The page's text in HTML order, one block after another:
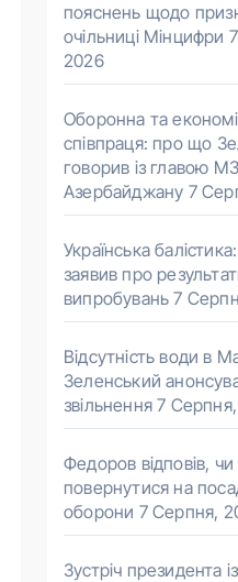
пояснень щодо
очільниці Мінцифри
2026
Оборонна та
співпраця: про що
говорив із главою
Азербайджану 7
Українська
заявив про
випробувань 7
Відсутність води в
Зеленський
звільнення 7
Федоров відповів, чи
повернутися на
оборони 7 Серпня,
Зустріч президента